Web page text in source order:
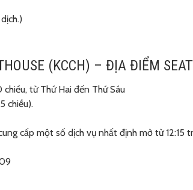
(KCCH) – ĐỊA ĐIỂM
từ Thứ Hai đến Thứ Sáu
chiều).
cấp một số dịch vụ nhất định mở từ 12:15